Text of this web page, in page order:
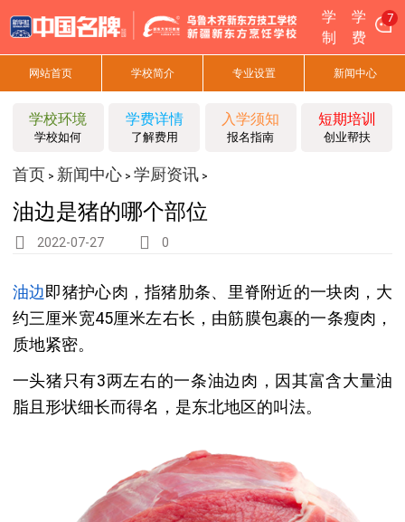
学
制
学
费
5
网站首页 学校简介 专业设置 新闻中心
学校环境
学校如何
学费详情
了解费用
入学须知
报名指南
短期培训
创业帮扶
首页 > 新闻中心> 学厨资讯>
油边是猪的哪个部位
2022-07-27 0
油边即猪护心肉，指猪肋条、里脊附近的一块肉，大
约三厘米宽45厘米左右长，由筋膜包裹的一条瘦肉，
质地紧密。
一头猪只有3两左右的一条油边肉，因其富含大量油
脂且形状细长而得名，是东北地区的叫法。